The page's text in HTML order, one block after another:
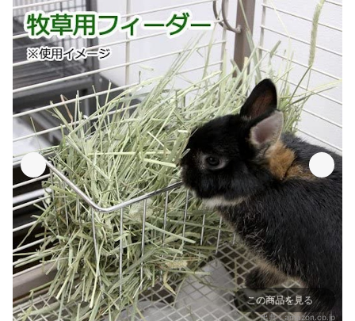
この商品を見る
出典：amazon.co.jp